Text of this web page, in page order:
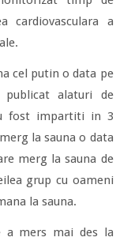
cardiovasculara a
cel putin o data pe
publicat alaturi de
fost impartiti in 3
la sauna o data
merg la sauna de
grup cu oameni
la sauna.
a mers mai des la